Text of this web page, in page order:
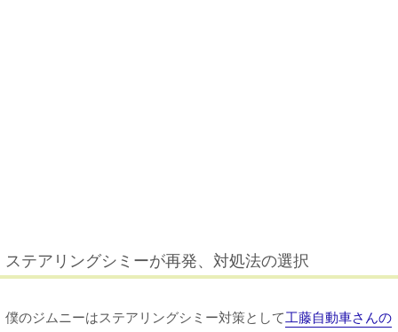
ステアリングシミーが再発、対処法の選択
僕のジムニーはステアリングシミー対策として工藤自動車さんの